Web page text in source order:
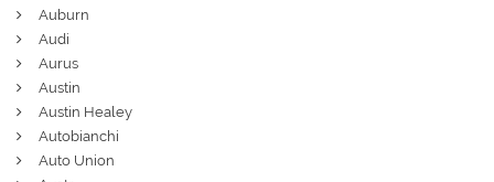
Auburn
Audi
Aurus
Austin
Austin Healey
Autobianchi
Auto Union